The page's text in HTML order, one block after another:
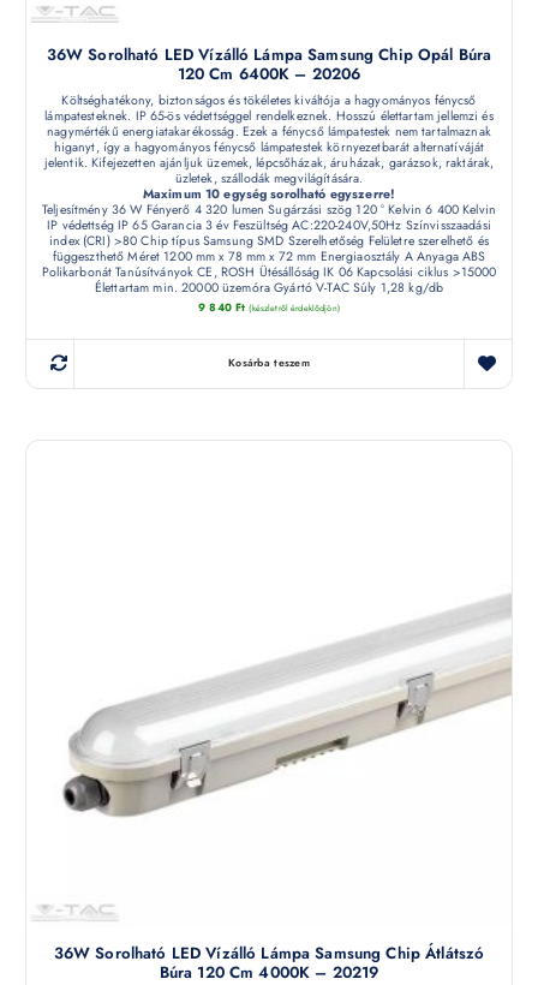
36W Sorolható LED Vízálló Lámpa Samsung Chip Opál Búra
120 Cm 6400K – 20206
Költséghatékony, biztonságos és tökéletes kiváltója a hagyományos fénycső
lámpatesteknek. IP 65-ös védettséggel rendelkeznek. Hosszú élettartam jellemzi és
nagymértékű energiatakarékosság. Ezek a fénycső lámpatestek nem tartalmaznak
higanyt, így a hagyományos fénycső lámpatestek környezetbarát alternatíváját
jelentik. Kifejezetten ajánljuk üzemek, lépcsőházak, áruházak, garázsok, raktárak,
üzletek, szállodák megvilágítására.
Maximum 10 egység sorolható egyszerre!
Teljesítmény 36 W Fényerő 4 320 lumen Sugárzási szög 120 ° Kelvin 6 400 Kelvin
IP védettség IP 65 Garancia 3 év Feszültség AC:220-240V,50Hz Színvisszaadási
index (CRI) >80 Chip típus Samsung SMD Szerelhetőség Felületre szerelhető és
függeszthető Méret 1200 mm x 78 mm x 72 mm Energiaosztály A Anyaga ABS
Polikarbonát Tanúsítványok CE, ROSH Ütésállóság IK 06 Kapcsolási ciklus >15000
Élettartam min. 20000 üzemóra Gyártó V-TAC Súly 1,28 kg/db
9 840 Ft (készletről érdeklődjön)
Kosárba teszem
36W Sorolható LED Vízálló Lámpa Samsung Chip Átlátszó
Búra 120 Cm 4000K – 20219